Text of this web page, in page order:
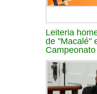
Leiteria
de "Macalé"